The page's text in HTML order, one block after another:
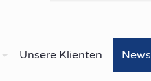
Unsere Klienten News